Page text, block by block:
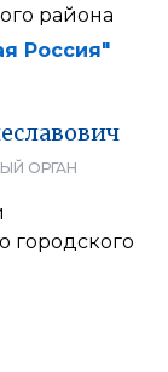
района
Россия"
ОРГАН
городского